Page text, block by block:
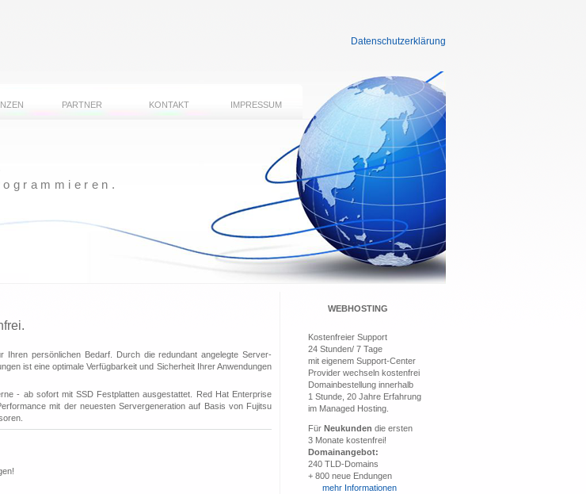
Datenschutzerklärung
PARTNER KONTAKT IMPRESSUM
Ihren persönlichen Bedarf. Durch die redundant angelegte Server-
ist eine optimale Verfügbarkeit und Sicherheit Ihrer Anwendungen
- ab sofort mit SSD Festplatten ausgestattet. Red Hat Enterprise
mit der neuesten Servergeneration auf Basis von Fujitsu
WEBHOSTING
Kostenfreier Support
24 Stunden/ 7 Tage
mit eigenem Support-Center
Provider wechseln kostenfrei
Domainbestellung innerhalb
1 Stunde, 20 Jahre Erfahrung
im Managed Hosting.
Für Neukunden die ersten
3 Monate kostenfrei!
Domainangebot:
240 TLD-Domains
+ 800 neue Endungen
mehr Informationen